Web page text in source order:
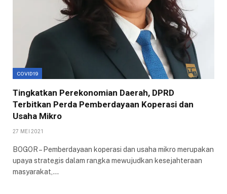
COVID19
Tingkatkan Perekonomian Daerah, DPRD
Terbitkan Perda Pemberdayaan Koperasi dan
Usaha Mikro
27 MEI 2021
BOGOR – Pemberdayaan koperasi dan usaha mikro merupakan
upaya strategis dalam rangka mewujudkan kesejahteraan
masyarakat,…